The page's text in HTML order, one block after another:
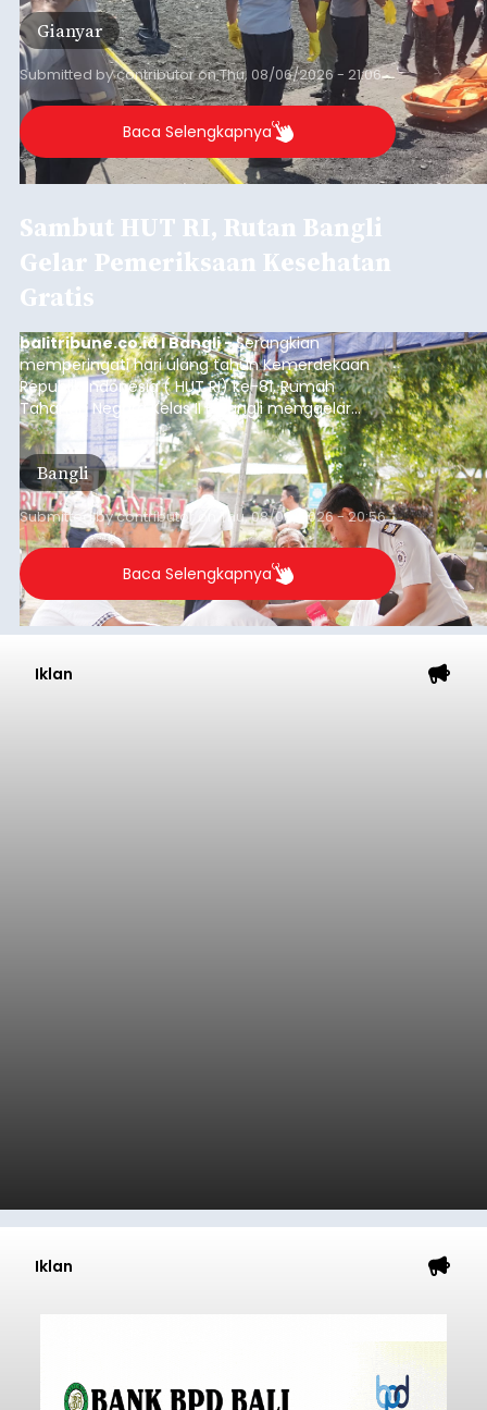
Gianyar
Submitted bycontributoronThu, 08/06/2026 - 21:06
Baca Selengkapnya
Sambut HUT RI, Rutan Bangli
Gelar Pemeriksaan Kesehatan
Gratis
balitribune.co.id I Bangli -Serangkian
memperingati hari ulang tahun Kemerdekaan
Republik Indonesia ( HUT RI) ke-81, Rumah
Tahanan Negara Kelas II B Bangli menggelar
kegiatan pemeriksaan kesehatan gratis, Rabu
(6/8/2026).
Bangli
Submitted bycontributor Thu, 08/06/2026 - 20:56
Baca Selengkapnya
Iklan
Iklan